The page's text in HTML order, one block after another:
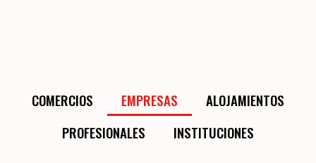
COMERCIOS EMPRESAS
ALOJAMIENTOS
PROFESIONALES
INSTITUCIONES